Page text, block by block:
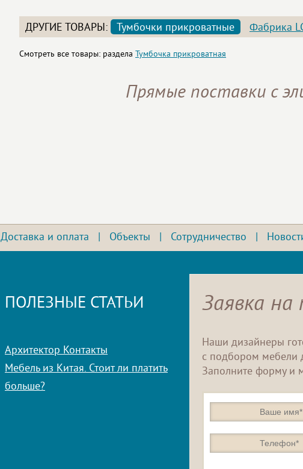
ДРУГИЕ ТОВАРЫ: Тумбочки прикроватные Фабрика
Смотреть все товары: раздела Тумбочка прикроватная
Прямые поставки с
Доставка и оплата Объекты Сотрудничество
ПОЛЕЗНЫЕ СТАТЬИ
Архитектор Контакты
Мебель из Китая. Стоит ли платить
больше?
Заявка на
Наши дизайнеры
с подбором мебели
Заполните форму и